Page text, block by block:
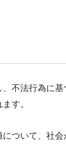
、不法行為に基
す。
ついて、社会